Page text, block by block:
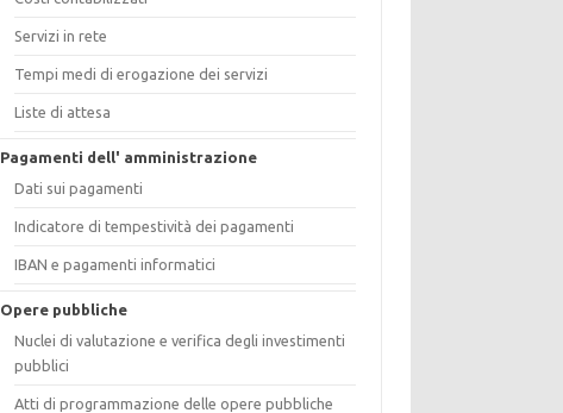
Servizi in rete
Tempi medi di erogazione dei servizi
Liste di attesa
Pagamenti dell' amministrazione
Dati sui pagamenti
Indicatore di tempestività dei pagamenti
IBAN e pagamenti informatici
Opere pubbliche
Nuclei di valutazione e verifica degli investimenti
pubblici
Atti di programmazione delle opere pubbliche